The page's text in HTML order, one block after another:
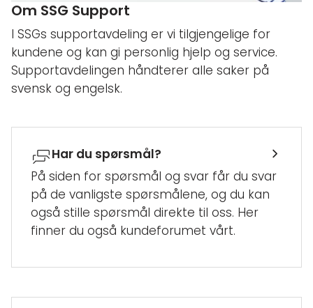
Om SSG Support
I SSGs supportavdeling er vi tilgjengelige for
kundene og kan gi personlig hjelp og service.
Supportavdelingen håndterer alle saker på
svensk og engelsk.
Har du spørsmål?
På siden for spørsmål og svar får du svar
på de vanligste spørsmålene, og du kan
også stille spørsmål direkte til oss. Her
finner du også kundeforumet vårt.